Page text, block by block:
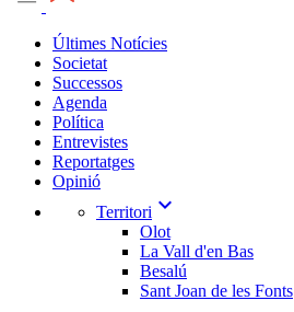
Últimes Notícies
Societat
Successos
Agenda
Política
Entrevistes
Reportatges
Opinió
Territori expand_more
Olot
La Vall d'en Bas
Besalú
Sant Joan de les Fonts